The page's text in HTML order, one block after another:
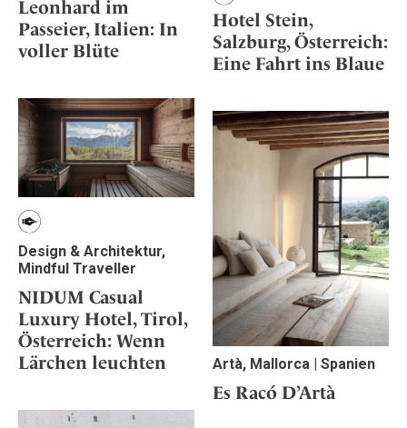
Leonhard im
Passeier, Italien: In
voller Blüte
Hotel Stein,
Salzburg, Österreich:
Eine Fahrt ins Blaue
Design & Architektur,
Mindful Traveller
NIDUM Casual
Luxury Hotel, Tirol,
Österreich: Wenn
Lärchen leuchten
Artà, Mallorca | Spanien
Es Racó D’Artà